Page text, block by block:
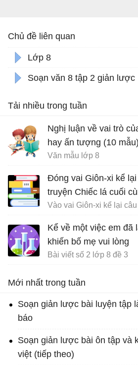
Chủ đề liên quan
Lớp 8
Soạn văn 8 tập 2 giản lược
Tải nhiều trong tuần
Nghị luận về vai trò
hay ấn tượng (10 mẫu)
Văn mẫu lớp 8
Đóng vai Giôn-xi kể lại
truyện Chiếc lá cuối
Kể về một việc em đã
khiến bố mẹ vui lòng
Bài viết số 2 lớp 8 đề 3
Mới nhất trong tuần
Soạn giản lược bài luyện tập
báo
Soạn giản lược bài ôn tập và
việt (tiếp theo)